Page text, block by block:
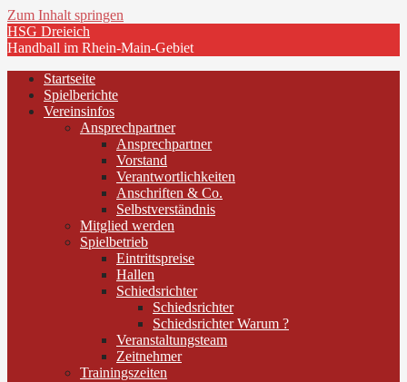
Zum Inhalt springen
HSG Dreieich
Handball im Rhein-Main-Gebiet
Startseite
Spielberichte
Vereinsinfos
Ansprechpartner
Ansprechpartner
Vorstand
Verantwortlichkeiten
Anschriften & Co.
Selbstverständnis
Mitglied werden
Spielbetrieb
Eintrittspreise
Hallen
Schiedsrichter
Schiedsrichter
Schiedsrichter Warum ?
Veranstaltungsteam
Zeitnehmer
Trainingszeiten